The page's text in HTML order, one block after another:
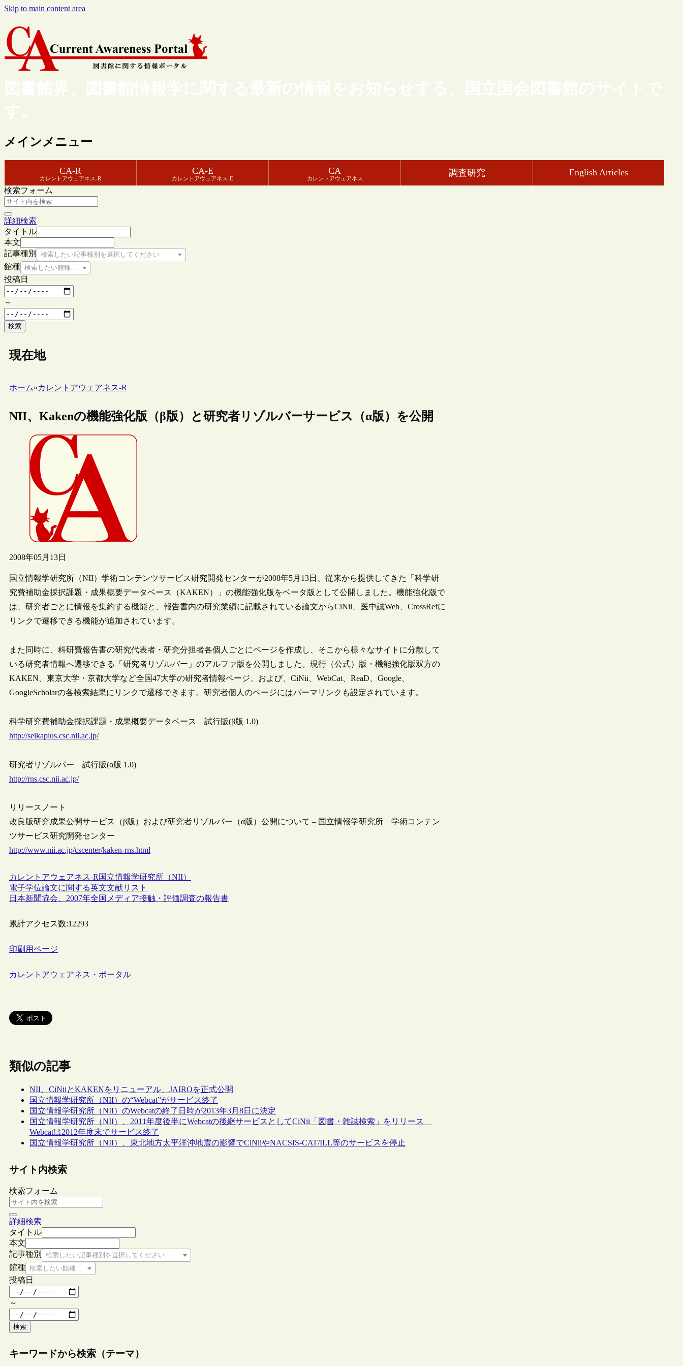
Skip to main content area
図書館界、図書館情報学に関する最新の情報をお知らせする、国立国会図書館のサイトで
す。
メインメニュー
CA-R
カレントアウェアネス-R
CA-E
カレントアウェアネス-E
CA
カレントアウェアネス
調査研究 English Articles
検索フォーム
詳細検索
タイトル
本文
記事種別
検索したい記事種別を選択してください
館種 検索したい館種を選択してください
投稿日
～
検索
現在地
ホーム»カレントアウェアネス-R
NII、Kakenの機能強化版（β版）と研究者リゾルバーサービス（α版）を公開
2008年05月13日
国立情報学研究所（NII）学術コンテンツサービス研究開発センターが2008年5月13日、従来から提供してきた「科学研
究費補助金採択課題・成果概要データベース（KAKEN）」の機能強化版をベータ版として公開しました。機能強化版で
は、研究者ごとに情報を集約する機能と、報告書内の研究業績に記載されている論文からCiNii、医中誌Web、CrossRefに
リンクで遷移できる機能が追加されています。
また同時に、科研費報告書の研究代表者・研究分担者各個人ごとにページを作成し、そこから様々なサイトに分散して
いる研究者情報へ遷移できる「研究者リゾルバー」のアルファ版を公開しました。現行（公式）版・機能強化版双方の
KAKEN、東京大学・京都大学など全国47大学の研究者情報ページ、および、CiNii、WebCat、ReaD、Google、
GoogleScholarの各検索結果にリンクで遷移できます。研究者個人のページにはパーマリンクも設定されています。
科学研究費補助金採択課題・成果概要データベース 試行版(β版 1.0)
http://seikaplus.csc.nii.ac.jp/
研究者リゾルバー 試行版(α版 1.0)
http://rns.csc.nii.ac.jp/
リリースノート
改良版研究成果公開サービス（β版）および研究者リゾルバー（α版）公開について – 国立情報学研究所 学術コンテン
ツサービス研究開発センター
http://www.nii.ac.jp/cscenter/kaken-rns.html
カレントアウェアネス-R 国立情報学研究所（NII）
電子学位論文に関する英文文献リスト
日本新聞協会、2007年全国メディア接触・評価調査の報告書
累計アクセス数:12293
印刷用ページ
カレントアウェアネス・ポータル
類似の記事
NII、CiNiiとKAKENをリニューアル、JAIROを正式公開
国立情報学研究所（NII）の“Webcat”がサービス終了
国立情報学研究所（NII）のWebcatの終了日時が2013年3月8日に決定
国立情報学研究所（NII）、2011年度後半にWebcatの後継サービスとしてCiNii「図書・雑誌検索」をリリース
Webcatは2012年度末でサービス終了
国立情報学研究所（NII）、東北地方太平洋沖地震の影響でCiNiiやNACSIS-CAT/ILL等のサービスを停止
サイト内検索
検索フォーム
詳細検索
タイトル
本文
記事種別
検索したい記事種別を選択してください
館種 検索したい館種を選択してください
投稿日
～
検索
キーワードから検索（テーマ）